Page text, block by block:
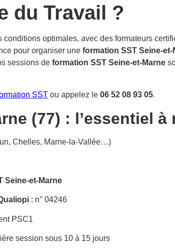
du Travail ?
conditions optimales, avec des formateurs
pour organiser une formation SST Seine-et-
sessions de formation SST Seine-et-Marne
SST ou appelez le 06 52 08 93 05.
(77) : l’essentiel à
Chelles, Marne-la-Vallée…)
Seine-et-Marne
: n° 04246
PSC1
session sous 10 à 15 jours